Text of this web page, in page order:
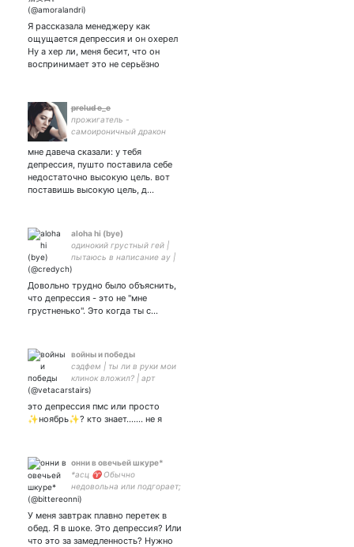
Я рассказала менеджеру как
ощущается депрессия и он охерел
Ну а хер ли, меня бесит, что он
воспринимает это не серьёзно
p̶r̶e̶l̶u̶d̶ ̶e̶_̶e̶
прожигатель -
самоироничный дракон
мне давеча сказали: у тебя
депрессия, пушто поставила себе
недостаточно высокую цель. вот
поставишь высокую цель, д…
aloha hi (bye)
одинокий грустный гей |
пытаюсь в написание ау |
skz | league of legends |
Довольно трудно было объяснить,
что депрессия - это не "мне
грустненько". Это когда ты с…
войны и победы
сэдфем | ты ли в руки мои
клинок вложил? | арт
это депрессия пмс или просто
✨ноябрь✨? кто знает……. не я
онни в овечьей шкуре*
*асц ♈ Обычно
недовольна или подгорает;
скрытая эри; пытаюсь не
У меня завтрак плавно перетек в
обед. Я в шоке. Это депрессия? Или
что это за замедленность? Нужно